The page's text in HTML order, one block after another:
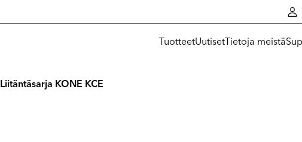
TuotteetUutisetTietoja meistä
Liitäntäsarja KONE KCE